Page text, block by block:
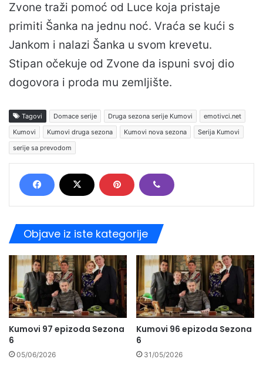
Zvone traži pomoć od Luce koja pristaje
primiti Šanka na jednu noć. Vraća se kući s
Jankom i nalazi Šanka u svom krevetu.
Stipan očekuje od Zvone da ispuni svoj dio
dogovora i proda mu zemljište.
Tagovi Domace serije Druga sezona serije Kumovi
emotivci.net
Kumovi
Kumovi druga sezona Kumovi nova sezona
Serija Kumovi
serije sa prevodom
Objave iz iste kategorije
Kumovi 97 epizoda Sezona
6
05/06/2026
Kumovi 96 epizoda Sezona
6
31/05/2026